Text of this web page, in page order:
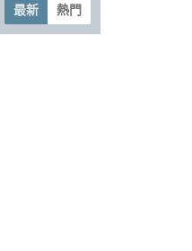
最新 熱門